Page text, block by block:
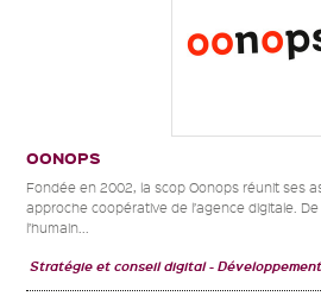
OONOPS
Fondée en 2002, la scop Oonops réunit ses
approche coopérative de l’agence digitale.
l’humain...
Stratégie et conseil digital